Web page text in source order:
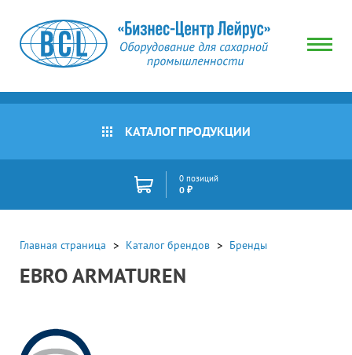
КАТАЛОГ ПРОДУКЦИИ
0 позиций
0 ₽
Главная страница Каталог брендов Бренды
EBRO ARMATUREN